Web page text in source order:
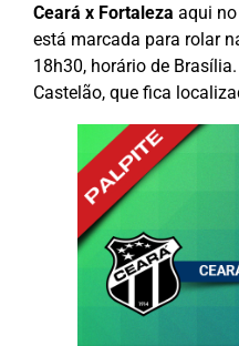
Ceará x Fortaleza aqui
está marcada para rolar
18h30, horário de
Castelão, que fica